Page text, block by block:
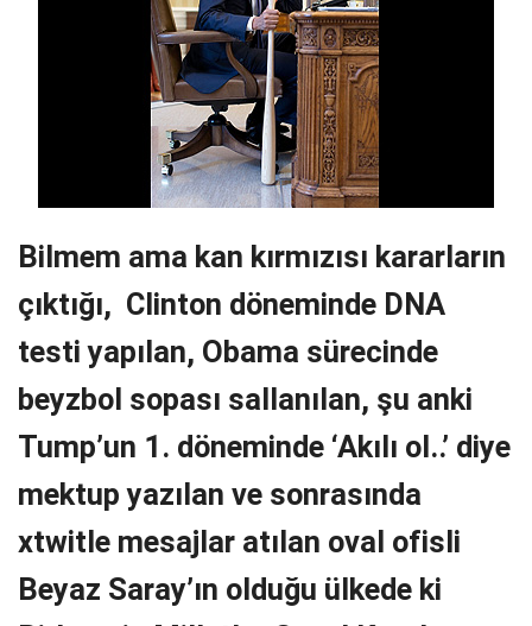
Bilmem ama kan kırmızısı kararların
çıktığı, Clinton döneminde DNA
testi yapılan, Obama sürecinde
beyzbol sopası sallanılan, şu anki
Tump’un 1. döneminde ‘Akılı ol..’ diye
mektup yazılan ve sonrasında
xtwitle mesajlar atılan oval ofisli
Beyaz Saray’ın olduğu ülkede ki